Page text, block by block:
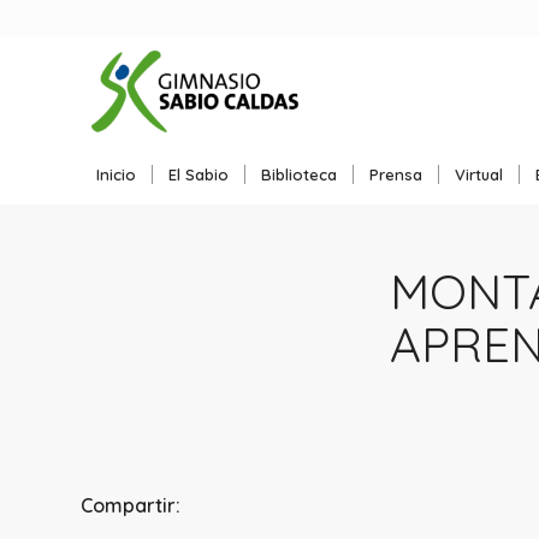
Inicio El Sabio Biblioteca Prensa Virtual
Compartir: